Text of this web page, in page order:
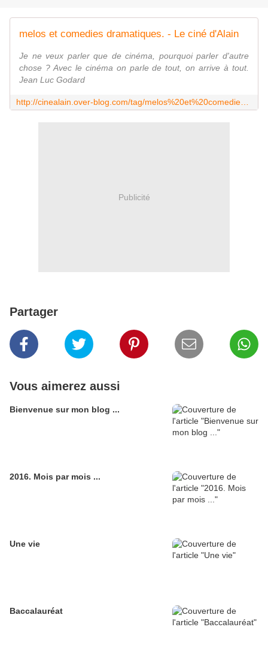
melos et comedies dramatiques. - Le ciné d'Alain
Je ne veux parler que de cinéma, pourquoi parler d'autre
chose ? Avec le cinéma on parle de tout, on arrive à tout.
Jean Luc Godard
Publicité
Partager
Vous aimerez aussi
Bienvenue sur mon blog ...
2016. Mois par mois ...
Une vie
Baccalauréat